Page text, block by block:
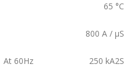
65 °C
800 A / µS
At 60Hz 250 kA2S